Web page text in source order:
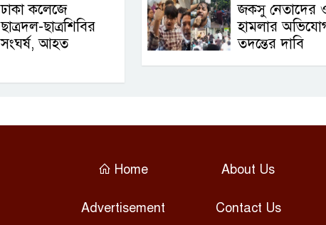
ঢাকা কলেজে
ছাত্রদল-ছাত্রশিবির
সংঘর্ষ, আহত
জকসু নেতাদের
হামলার
তদন্তের দাবি
Home About Us
Advertisement Contact Us